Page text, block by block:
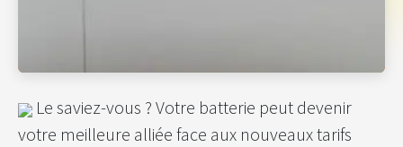
Le saviez-vous ? Votre batterie peut devenir
votre meilleure alliée face aux nouveaux tarifs